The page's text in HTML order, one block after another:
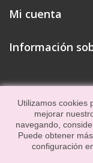
Mi cuenta
Información
Utilizamos cookies
mejorar
navegando,
Puede obtener
configuración